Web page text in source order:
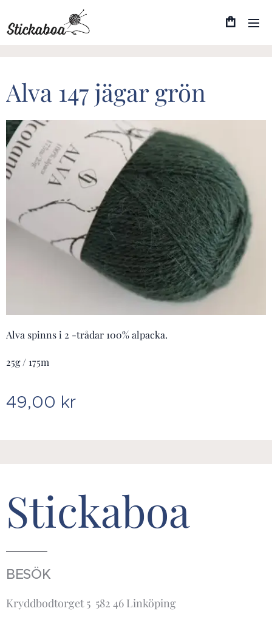
Alva 147 jägar grön
Alva spinns i 2 -trådar 100% alpacka.
25g / 175m
49,00 kr
Stickaboa
BESÖK
Kryddbodtorget 5 582 46 Linköping